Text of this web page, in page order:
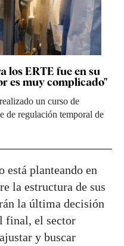
los ERTE fue en su
es muy complicado"
un curso de
de regulación temporal de
está planteando en
la estructura de sus
la última decisión
final, el sector
y buscar